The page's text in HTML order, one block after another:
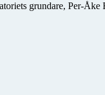
grundare, Per-